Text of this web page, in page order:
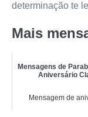
determinação te
Mais
Mensagens de
Aniversário
Mensagem de